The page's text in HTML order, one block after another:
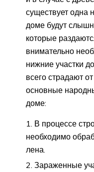
существует одна
доме будут
которые
внимательно
нижние участки
всего страдают
основные
доме:
В процессе
необходимо
лена.
Зараженные